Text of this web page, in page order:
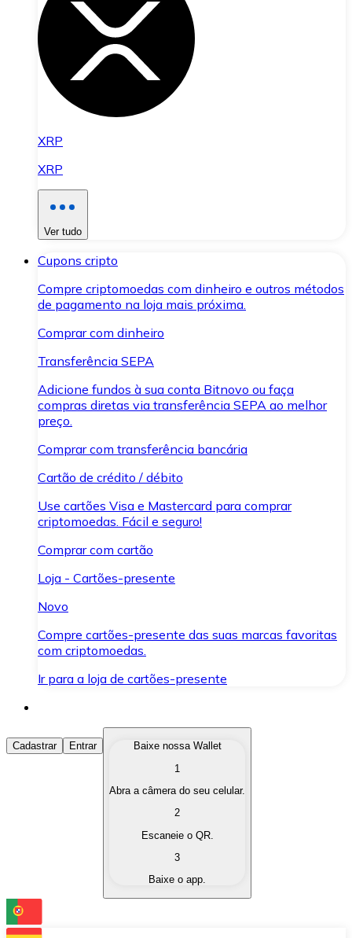
XRP
XRP
Ver tudo
Cupons cripto
Compre criptomoedas com dinheiro e outros métodos
de pagamento na loja mais próxima.
Comprar com dinheiro
Transferência SEPA
Adicione fundos à sua conta Bitnovo ou faça
compras diretas via transferência SEPA ao melhor
preço.
Comprar com transferência bancária
Cartão de crédito / débito
Use cartões Visa e Mastercard para comprar
criptomoedas. Fácil e seguro!
Comprar com cartão
Loja - Cartões-presente
Novo
Compre cartões-presente das suas marcas favoritas
com criptomoedas.
Ir para a loja de cartões-presente
Comprar Criptomoedas
Compre as criptomoedas de seu interesse de forma
Converta suas criptomoedas em moeda fiduciária
Troque uma criptomoeda por outra
Cadastrar Entrar
Baixe nossa Wallet
1
Abra a câmera do seu celular.
2
Escaneie o QR.
3
Baixe o app.